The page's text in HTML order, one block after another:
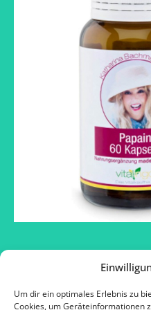
Um dir ein optimales Erlebnis zu
Cookies, um Geräteinformationen
2016 © SOS – Schlank